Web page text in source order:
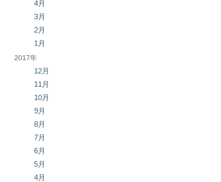
4月
3月
2月
1月
2017年
12月
11月
10月
9月
8月
7月
6月
5月
4月